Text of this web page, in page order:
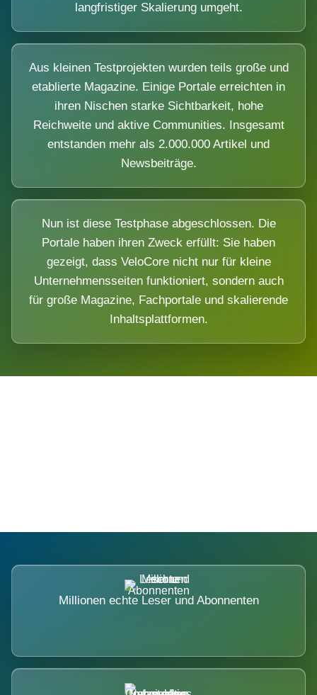
langfristiger Skalierung umgeht.
Aus kleinen Testprojekten wurden teils große und
etablierte Magazine. Einige Portale erreichten in
ihren Nischen starke Sichtbarkeit, hohe
Reichweite und aktive Communities. Insgesamt
entstanden mehr als 2.000.000 Artikel und
Newsbeiträge.
Nun ist diese Testphase abgeschlossen. Die
Portale haben ihren Zweck erfüllt: Sie haben
gezeigt, dass VeloCore nicht nur für kleine
Unternehmensseiten funktioniert, sondern auch
für große Magazine, Fachportale und skalierende
Inhaltsplattformen.
Millionen echte Leser und Abonnenten